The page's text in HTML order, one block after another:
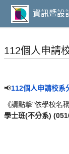
主
要
資訊暨設
112個人申請
📢112個人申請校系
《請點擊"依學校名
學士班(不分系)